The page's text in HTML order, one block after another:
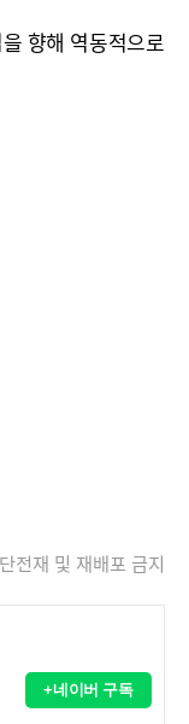
향해 역동적으로
전재 및 재배포 금지
+네이버 구독